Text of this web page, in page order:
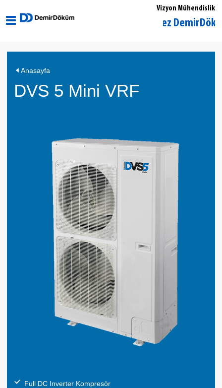
Vizyon Mühendislik
Sakarya Merkez DemirDöküm
Anasayfa
DVS 5 Mini VRF
Full DC Inverter Kompresör